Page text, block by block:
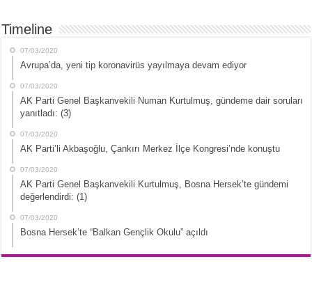
Timeline
07/03/2020
Avrupa’da, yeni tip koronavirüs yayılmaya devam ediyor
07/03/2020
AK Parti Genel Başkanvekili Numan Kurtulmuş, gündeme dair soruları
yanıtladı: (3)
07/03/2020
AK Parti’li Akbaşoğlu, Çankırı Merkez İlçe Kongresi’nde konuştu
07/03/2020
AK Parti Genel Başkanvekili Kurtulmuş, Bosna Hersek’te gündemi
değerlendirdi: (1)
07/03/2020
Bosna Hersek’te “Balkan Gençlik Okulu” açıldı